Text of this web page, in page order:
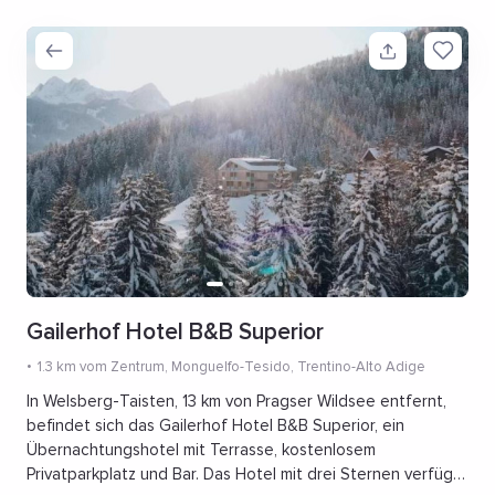
Gailerhof Hotel B&B Superior
1.3 km vom Zentrum, Monguelfo-Tesido, Trentino-Alto Adige
In Welsberg-Taisten, 13 km von Pragser Wildsee entfernt,
befindet sich das Gailerhof Hotel B&B Superior, ein
Übernachtungshotel mit Terrasse, kostenlosem
Privatparkplatz und Bar. Das Hotel mit drei Sternen verfügt